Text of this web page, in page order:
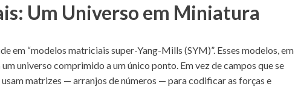
Um Universo em Miniatura
em “modelos matriciais super-Yang-Mills (SYM)”. Esses modelos, em
universo comprimido a um único ponto. Em vez de campos que se
matrizes — arranjos de números — para codificar as forças e